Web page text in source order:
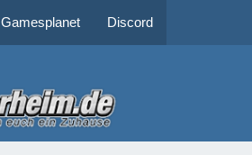
Gamesplanet Discord